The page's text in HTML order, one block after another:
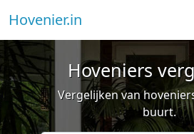
Hovenier.in
Hoveniers
Vergelijken van
buurt.